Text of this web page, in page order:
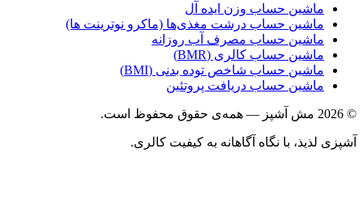
ماشین حساب وزن ایده آل
ماشین حساب درشت مغذی‌ها (ماکرو نوترینت ها)
ماشین حساب مصرف آب روزانه
ماشین حساب کالری (BMR)
ماشین حساب شاخص توده بدنی (BMI)
ماشین حساب دریافت پروتئین
با نگاه آگاهانه به کیفیت کالری.